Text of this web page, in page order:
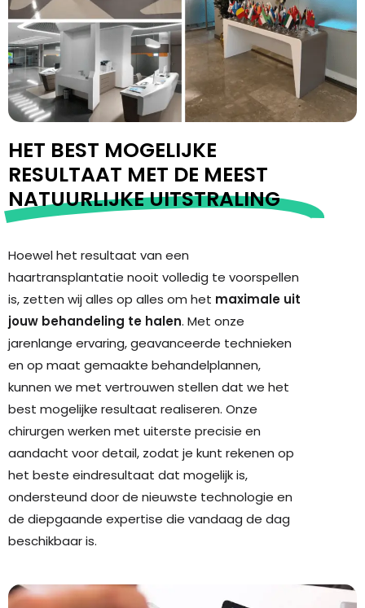
HET BEST MOGELIJKE
RESULTAAT MET DE MEEST
NATUURLIJKE UITSTRALING
Hoewel het resultaat van een
haartransplantatie nooit volledig te voorspellen
is, zetten wij alles op alles om het maximale uit
jouw behandeling te halen. Met onze
jarenlange ervaring, geavanceerde technieken
en op maat gemaakte behandelplannen,
kunnen we met vertrouwen stellen dat we het
best mogelijke resultaat realiseren. Onze
chirurgen werken met uiterste precisie en
aandacht voor detail, zodat je kunt rekenen op
het beste eindresultaat dat mogelijk is,
ondersteund door de nieuwste technologie en
de diepgaande expertise die vandaag de dag
beschikbaar is.